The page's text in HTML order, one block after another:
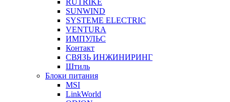
RUTRIKE
SUNWIND
SYSTEME ELECTRIC
VENTURA
ИМПУЛЬС
Контакт
СВЯЗЬ ИНЖИНИРИНГ
Штиль
Блоки питания
MSI
LinkWorld